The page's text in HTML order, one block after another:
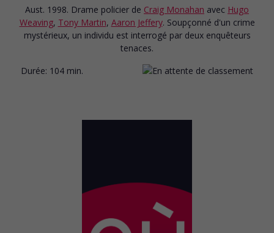
Aust. 1998. Drame policier de Craig Monahan avec Hugo
Weaving, Tony Martin, Aaron Jeffery. Soupçonné d'un crime
mystérieux, un individu est interrogé par deux enquêteurs
tenaces.
Durée: 104 min.